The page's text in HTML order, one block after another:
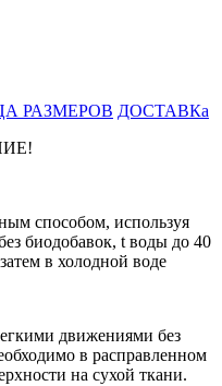
РАЗМЕРОВ ДОСТАВКа
способом, используя
биодобавок, t воды до 40
в холодной воде
движениями без
в расправленном
на сухой ткани.